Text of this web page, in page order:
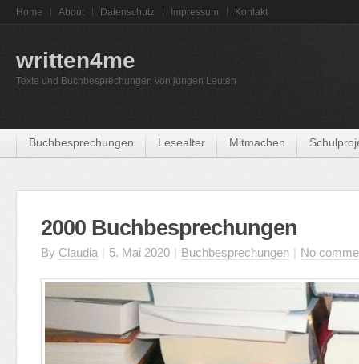
Home About Datenschutz Impressum Kontakt
written4me
Texte und Buchbesprechungen von jungen Leuten
Buchbesprechungen Lesealter Mitmachen
2000 Buchbesprechungen
By Claudia | 5. Mai 2020 | Buchbesprechungen | No